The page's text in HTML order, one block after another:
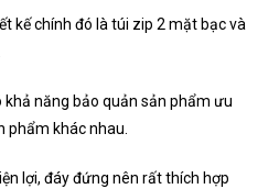
kế chính đó là túi zip 2 mặt bạc và
khả năng bảo quản sản phẩm ưu
phẩm khác nhau.
lợi, đáy đứng nên rất thích hợp